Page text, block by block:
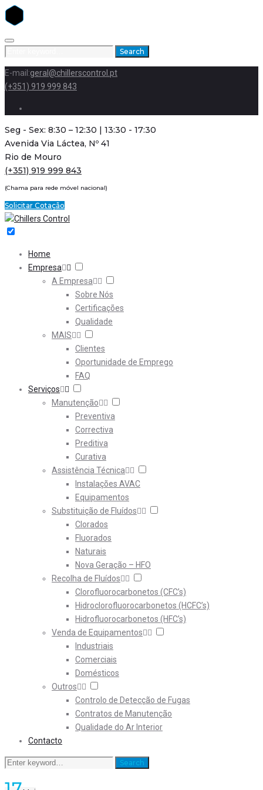
Skip
Search
E-mail:geral@chillerscontrol.pt
(+351) 919 999 843
Seg - Sex: 8:30 – 12:30 | 13:30 - 17:30
Avenida Via Láctea, Nº 41
Rio de Mouro
(+351) 919 999 843
(Chama para rede móvel nacional)
Solicitar Cotação
Home
Empresa
A Empresa
Sobre Nós
Certificações
Qualidade
MAIS
Clientes
Oportunidade de Emprego
FAQ
Serviços
Manutenção
Preventiva
Correctiva
Preditiva
Curativa
Assistência Técnica
Instalações AVAC
Equipamentos
Substituição de Fluídos
Clorados
Fluorados
Naturais
Nova Geração – HFO
Recolha de Fluídos
Clorofluorocarbonetos (CFC’s)
Hidroclorofluorocarbonetos (HCFC’s)
Hidrofluorocarbonetos (HFC’s)
Venda de Equipamentos
Industriais
Comerciais
Domésticos
Outros
Controlo de Detecção de Fugas
Contratos de Manutenção
Qualidade do Ar Interior
Contacto
Search
Search